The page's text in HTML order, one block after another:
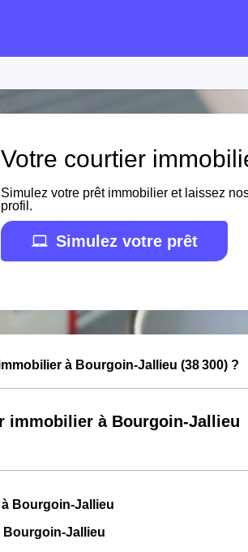
Votre courtier
Simulez votre prêt immobilier et laissez
profil.
Simulez votre prêt
à Bourgoin-Jallieu (38 300) ?
immobilier à Bourgoin-Jallieu
Bourgoin-Jallieu
Bourgoin-Jallieu